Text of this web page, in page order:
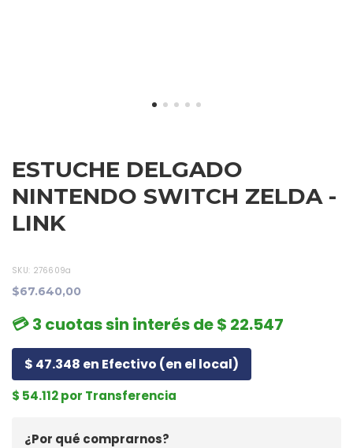
ESTUCHE DELGADO
NINTENDO SWITCH ZELDA -
LINK
SKU: 276609a
$67.640,00
💳 3 cuotas sin interés de $ 22.547
$ 47.348 en Efectivo (en el local)
$ 54.112 por Transferencia
¿Por qué comprarnos?